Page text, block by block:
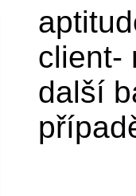
client-
další